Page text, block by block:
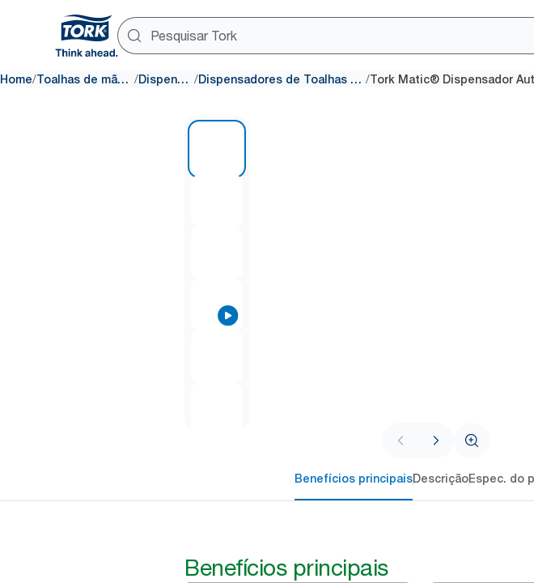
Home/ Toalhas de mãos de papel / Dispensadores / Dispensadores de Toalhas de Mãos em Rolo /
Benefícios principaisDescriçãoEspec. do
Benefícios principais